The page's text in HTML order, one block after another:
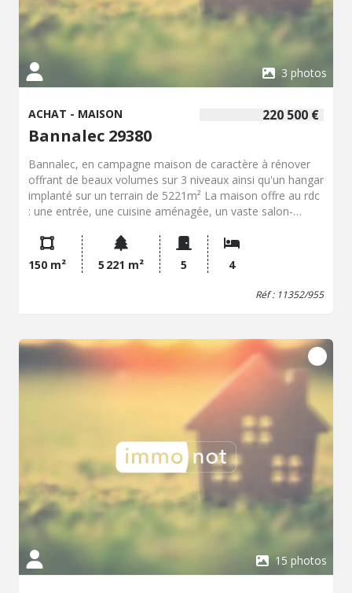
3 photos
220 500 €
ACHAT - MAISON
Bannalec 29380
Bannalec, en campagne maison de caractère à rénover
offrant de beaux volumes sur 3 niveaux ainsi qu'un hangar
implanté sur un terrain de 5221m² La maison offre au rdc
: une entrée, une cuisine aménagée, un vaste salon-
wc, au premier étage : un palier et deux grandes
chambres et au deuxième étage : deux chambres et un
débarras.
150 m² 5 221 m² 5 4
Réf : 11352/955
15 photos